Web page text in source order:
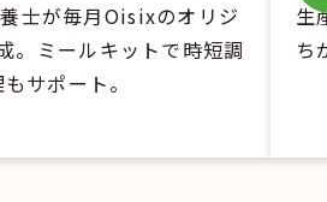
士が毎月Oisixのオリジ
。ミールキットで時短調
サポート。
生
ち